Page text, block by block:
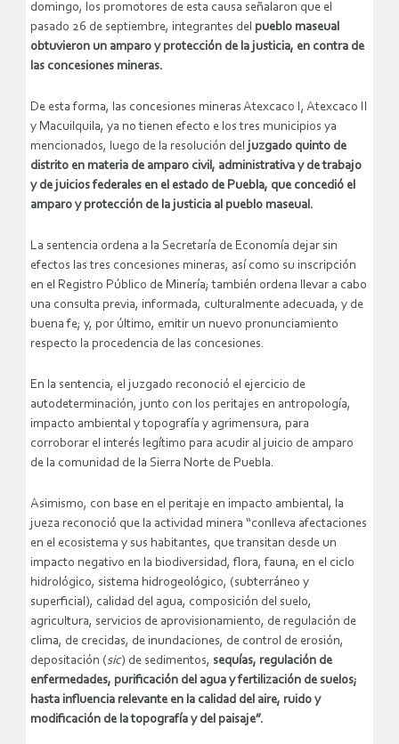
domingo, los promotores de esta causa señalaron que el
pasado 26 de septiembre, integrantes del pueblo maseual
obtuvieron un amparo y protección de la justicia, en contra de
las concesiones mineras.
De esta forma, las concesiones mineras Atexcaco I, Atexcaco II
y Macuilquila, ya no tienen efecto e los tres municipios ya
mencionados, luego de la resolución del juzgado quinto de
distrito en materia de amparo civil, administrativa y de trabajo
y de juicios federales en el estado de Puebla, que concedió el
amparo y protección de la justicia al pueblo maseual.
La sentencia ordena a la Secretaría de Economía dejar sin
efectos las tres concesiones mineras, así como su inscripción
en el Registro Público de Minería; también ordena llevar a cabo
una consulta previa, informada, culturalmente adecuada, y de
buena fe; y, por último, emitir un nuevo pronunciamiento
respecto la procedencia de las concesiones.
En la sentencia, el juzgado reconoció el ejercicio de
autodeterminación, junto con los peritajes en antropología,
impacto ambiental y topografía y agrimensura, para
corroborar el interés legítimo para acudir al juicio de amparo
de la comunidad de la Sierra Norte de Puebla.
Asimismo, con base en el peritaje en impacto ambiental, la
jueza reconoció que la actividad minera “conlleva afectaciones
en el ecosistema y sus habitantes, que transitan desde un
impacto negativo en la biodiversidad, flora, fauna, en el ciclo
hidrológico, sistema hidrogeológico, (subterráneo y
superficial), calidad del agua, composición del suelo,
agricultura, servicios de aprovisionamiento, de regulación de
clima, de crecidas, de inundaciones, de control de erosión,
depositación (sic) de sedimentos, sequías, regulación de
enfermedades, purificación del agua y fertilización de suelos;
hasta influencia relevante en la calidad del aire, ruido y
modificación de la topografía y del paisaje”.